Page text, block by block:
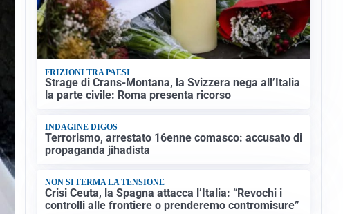
FRIZIONI TRA PAESI
Strage di Crans-Montana, la Svizzera nega all’Italia
la parte civile: Roma presenta ricorso
INDAGINE DIGOS
Terrorismo, arrestato 16enne comasco: accusato di
propaganda jihadista
NON SI FERMA LA TENSIONE
Crisi Ceuta, la Spagna attacca l’Italia: “Revochi i
controlli alle frontiere o prenderemo contromisure”